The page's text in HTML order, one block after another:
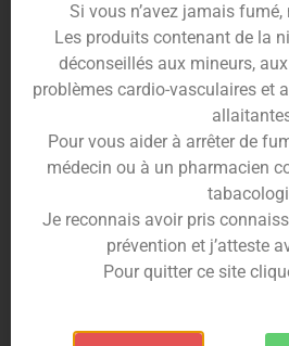
fruits rouges
Le concentré Cerise
de Savourea propose une
entre la cerise ronde et sucrée
légère et désaltérante.
saveur fruitée naturelle, à la
aérienne, sans fraîcheur
toute la sincérité des fruits.
Utilisation et préparation
Si vous n’avez jamais
Les produits contenant de la
déconseillés aux mineurs,
problèmes cardio-vasculaires et
Pour vous aider à arrêter de
médecin ou à un pharmacien
Je reconnais avoir pris
prévention et j’atteste
Pour quitter ce site